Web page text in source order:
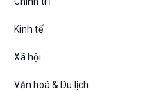
VOV1 đặc biệt
Thanh âm ký sự
Kinh tế
Xã hội
Văn hoá & Du lịch